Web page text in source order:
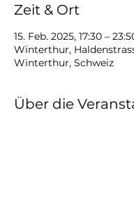
Zeit & Ort
15. Feb. 2025, 17:30 –
Winterthur,
Winterthur, Schweiz
Über die